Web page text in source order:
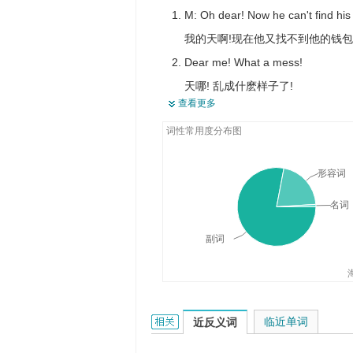
衣服越来越贵了.
The shop is too dear for me.
对我来说,这家商店的价格太高了。
亲爱的，去上床睡吧，你都打瞌睡
Fear not, my dear, for I am here.
不要害怕，亲爱的，因为有我在这
M: Oh dear! Now he can't find his
我的天啊!现在他又找不到他的钱包
Dear me! What a mess!
天哪! 乱成什麽样子了!
Oh dear! I forgot to post the letter.
哎呀!我忘了寄信。
哎呀！我可能把它丢了。
查看更多
词性常用度分布图
副词
形容词
名词
dear的相关资料：
近反义词 临近单词